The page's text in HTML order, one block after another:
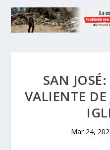
SAN
VALIENTE DE
Mar 24,